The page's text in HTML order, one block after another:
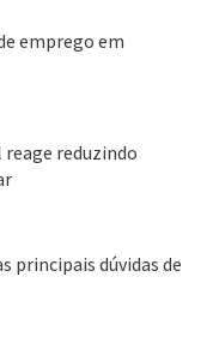
emprego em
reduzindo
principais dúvidas de